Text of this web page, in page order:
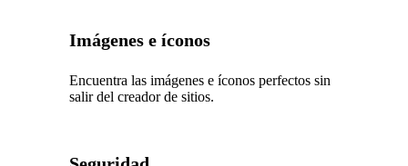
Imágenes e íconos
Encuentra las imágenes e íconos perfectos sin
salir del creador de sitios.